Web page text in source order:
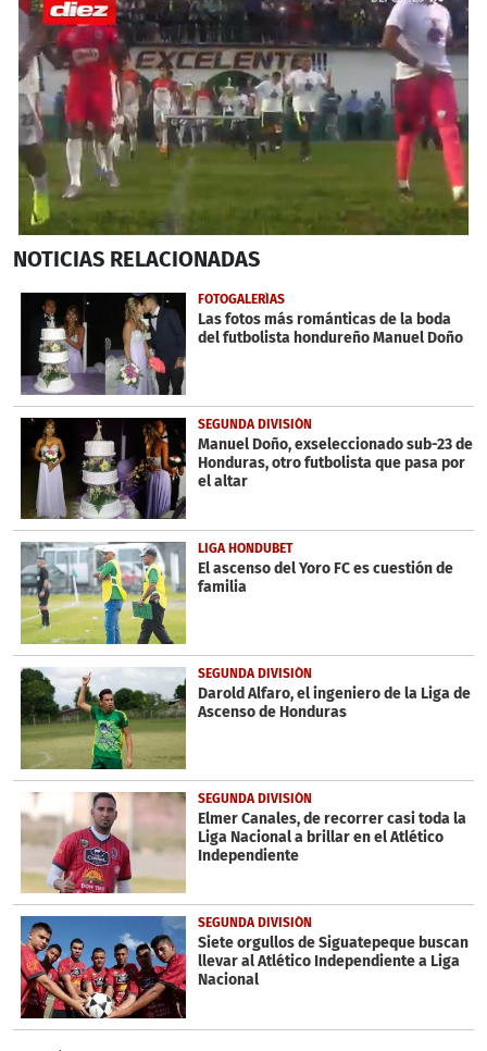
seconds
3
minutes,
seconds
NOTICIAS RELACIONADAS
FOTOGALERÍAS
Las fotos más románticas de la boda
del futbolista hondureño Manuel Doño
SEGUNDA DIVISIÓN
Manuel Doño, exseleccionado sub-23 de
Honduras, otro futbolista que pasa por
el altar
LIGA HONDUBET
El ascenso del Yoro FC es cuestión de
familia
SEGUNDA DIVISIÓN
Darold Alfaro, el ingeniero de la Liga de
Ascenso de Honduras
SEGUNDA DIVISIÓN
Elmer Canales, de recorrer casi toda la
Liga Nacional a brillar en el Atlético
Independiente
SEGUNDA DIVISIÓN
Siete orgullos de Siguatepeque buscan
llevar al Atlético Independiente a Liga
Nacional